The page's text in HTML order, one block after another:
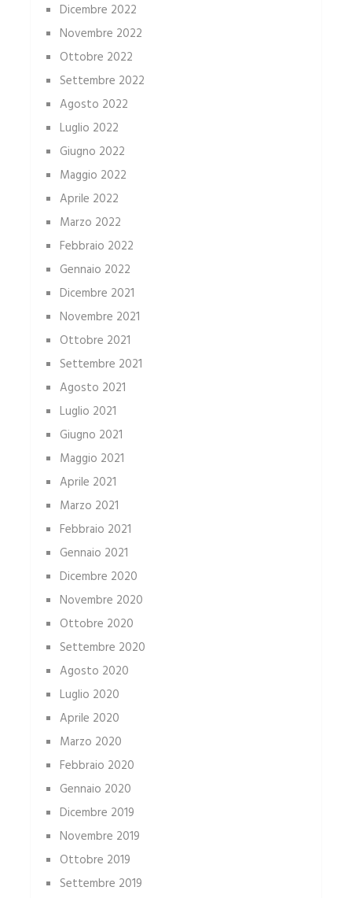
Dicembre 2022
Novembre 2022
Ottobre 2022
Settembre 2022
Agosto 2022
Luglio 2022
Giugno 2022
Maggio 2022
Aprile 2022
Marzo 2022
Febbraio 2022
Gennaio 2022
Dicembre 2021
Novembre 2021
Ottobre 2021
Settembre 2021
Agosto 2021
Luglio 2021
Giugno 2021
Maggio 2021
Aprile 2021
Marzo 2021
Febbraio 2021
Gennaio 2021
Dicembre 2020
Novembre 2020
Ottobre 2020
Settembre 2020
Agosto 2020
Luglio 2020
Aprile 2020
Marzo 2020
Febbraio 2020
Gennaio 2020
Dicembre 2019
Novembre 2019
Ottobre 2019
Settembre 2019